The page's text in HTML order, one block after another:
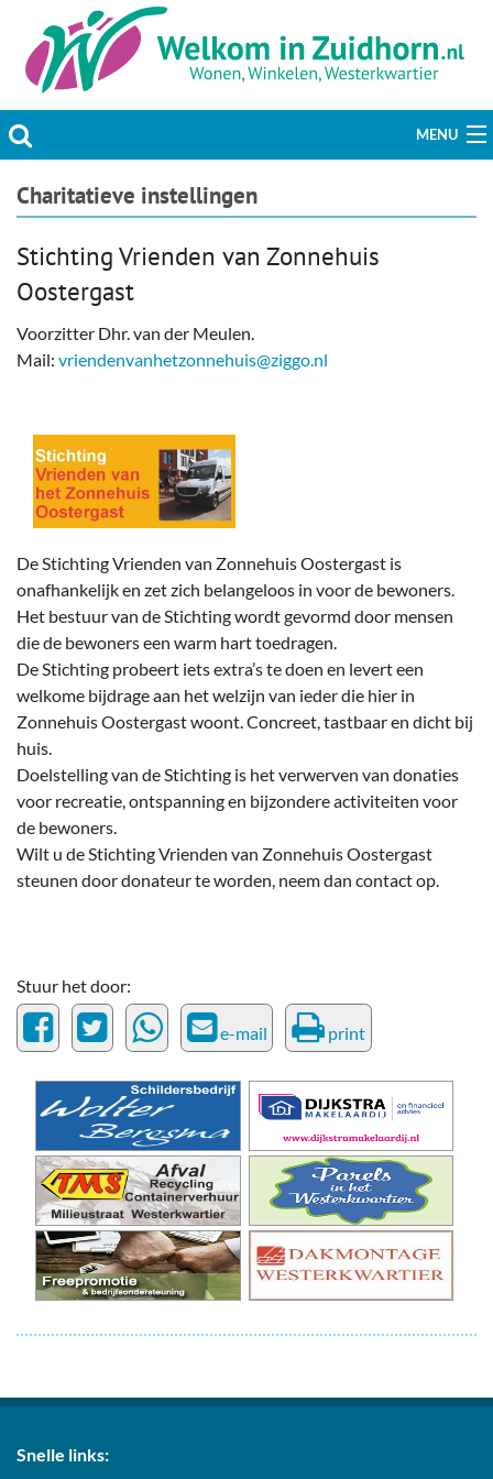
MENU
Actueel
Welzijn & Maatschappij
Bedrijven
Plaats bericht
Charitatieve instellingen
Stichting Vrienden van Zonnehuis
Oostergast
Voorzitter Dhr. van der Meulen.
Mail: vriendenvanhetzonnehuis@ziggo.nl
De Stichting Vrienden van Zonnehuis Oostergast is
onafhankelijk en zet zich belangeloos in voor de bewoners.
Het bestuur van de Stichting wordt gevormd door mensen
die de bewoners een warm hart toedragen.
De Stichting probeert iets extra’s te doen en levert een
welkome bijdrage aan het welzijn van ieder die hier in
Zonnehuis Oostergast woont. Concreet, tastbaar en dicht bij
huis.
Doelstelling van de Stichting is het verwerven van donaties
voor recreatie, ontspanning en bijzondere activiteiten voor
de bewoners.
Wilt u de Stichting Vrienden van Zonnehuis Oostergast
steunen door donateur te worden, neem dan contact op.
Stuur het door:
e-mail print
Snelle links: